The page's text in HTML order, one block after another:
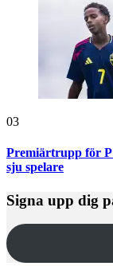
03
Premiärtrupp för
sju spelare
Signa upp dig